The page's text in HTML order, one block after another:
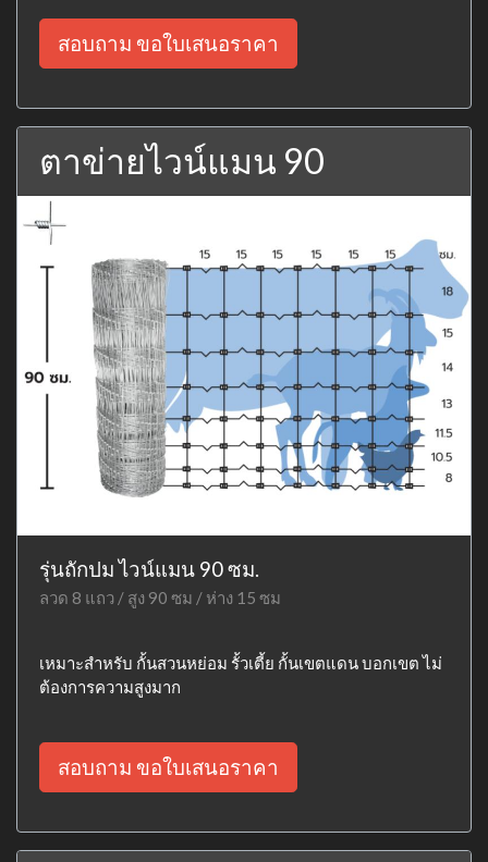
สอบถาม ขอใบเสนอราคา
ตาข่ายไวน์แมน 90
รุ่นถักปม ไวน์แมน 90 ซม.
ลวด 8 แถว / สูง 90 ซม / ห่าง 15 ซม
เหมาะสำหรับ กั้นสวนหย่อม รั้วเตี้ย กั้นเขตแดน บอกเขต ไม่
ต้องการความสูงมาก
สอบถาม ขอใบเสนอราคา